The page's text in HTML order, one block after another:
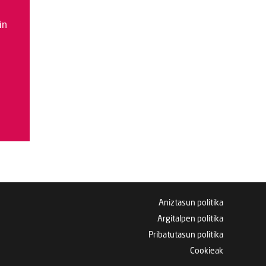
Aniztasun politika
Argitalpen politika
Pribatutasun politika
Cookieak